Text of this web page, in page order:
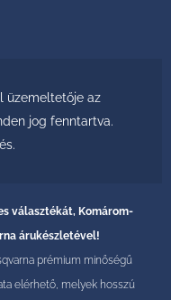
üzemeltetője az
jog fenntartva.
.
választékát, Komárom-
árukészletével!
prémium minőségű
elérhető, melyek hosszú